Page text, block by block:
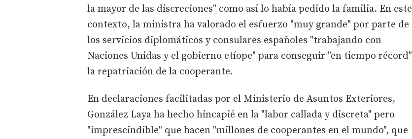
la mayor de las discreciones" como así lo había pedido la familia. En este
contexto, la ministra ha valorado el esfuerzo "muy grande" por parte de
los servicios diplomáticos y consulares españoles "trabajando con
Naciones Unidas y el gobierno etíope" para conseguir "en tiempo récord"
la repatriación de la cooperante.
En declaraciones facilitadas por el Ministerio de Asuntos Exteriores,
González Laya ha hecho hincapié en la "labor callada y discreta" pero
"imprescindible" que hacen "millones de cooperantes en el mundo", que